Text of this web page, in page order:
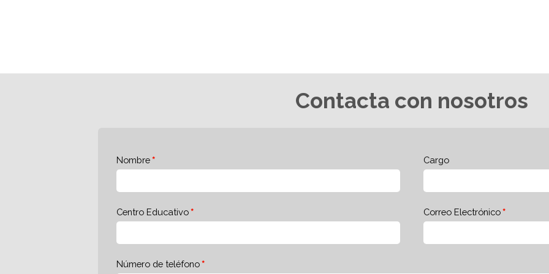
Contacta con nosotros
Nombre Cargo
Centro Educativo Correo Electrónico
Número de teléfono